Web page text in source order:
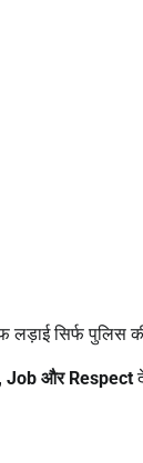
लड़ाई सिर्फ पुलिस
Job और Respect